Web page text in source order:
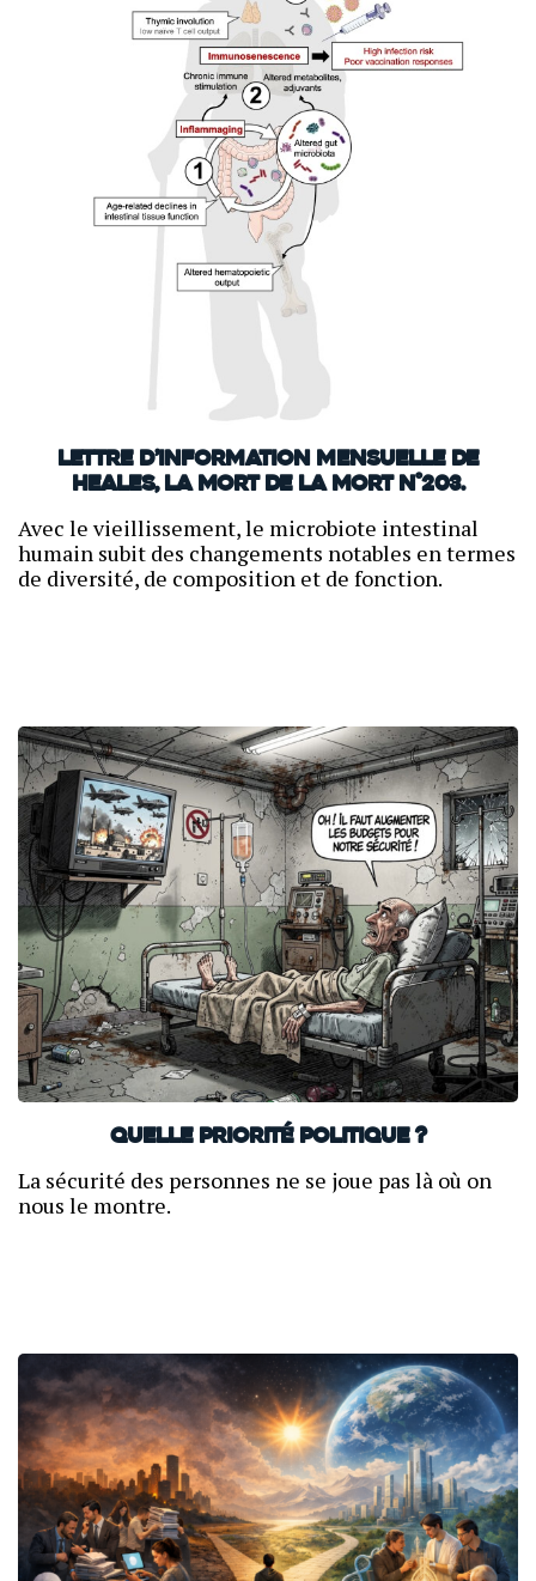
Lettre d’information mensuelle de
Heales, La mort de la mort N°203.
Avec le vieillissement, le microbiote intestinal
humain subit des changements notables en termes
de diversité, de composition et de fonction.
Quelle priorité politique ?
La sécurité des personnes ne se joue pas là où on
nous le montre.